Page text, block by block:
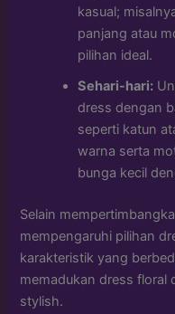
kasual;
panjang atau
pilihan ideal.
Sehari-hari:
dress dengan
seperti katun
warna serta
bunga kecil
Selain
mempengaruhi pilihan
karakteristik yang
memadukan dress floral
stylish.